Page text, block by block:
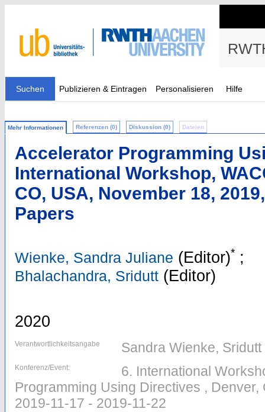
Suchen Publizieren & Eintragen Personalisieren Hilfe
Mehr Informationen Referenzen (0) Diskussion (0) Dateien
Accelerator Programming
International Workshop,
CO, USA, November 18,
Papers
Wienke, Sandra Juliane (Editor)* ;
Bhalachandra, Sridutt (Editor)
2020
Verantwortlichkeitsangabe Sandra Wienke,
Konferenz/Event:
6. International
Programming Using Directives , Denver,
2019-11-17 - 2019-11-22